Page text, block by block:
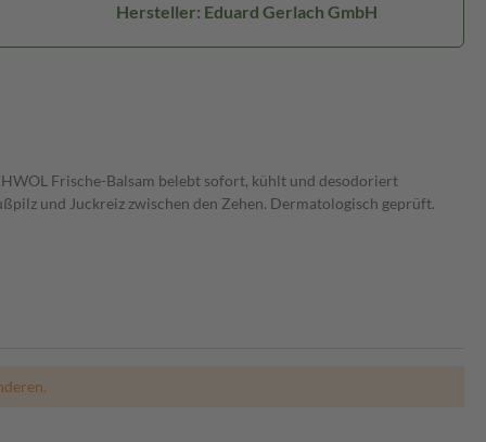
Hersteller: Eduard Gerlach GmbH
Frische-Balsam belebt sofort, kühlt und desodoriert
und Juckreiz zwischen den Zehen. Dermatologisch geprüft.